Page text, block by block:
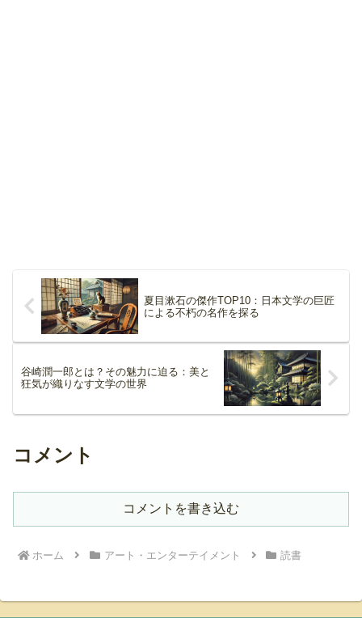
夏目漱石の傑作TOP10：日本文学の巨匠
による不朽の名作を探る
谷崎潤一郎とは？その魅力に迫る：美と
狂気が織りなす文学の世界
コメント
コメントを書き込む
ホーム アート・エンターテイメント 読書